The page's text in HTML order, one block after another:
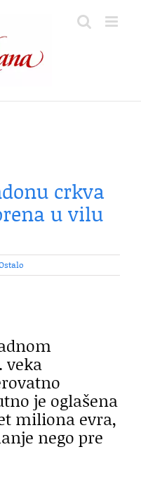
crkva
u vilu
veka
je oglašena
miliona evra,
nego pre